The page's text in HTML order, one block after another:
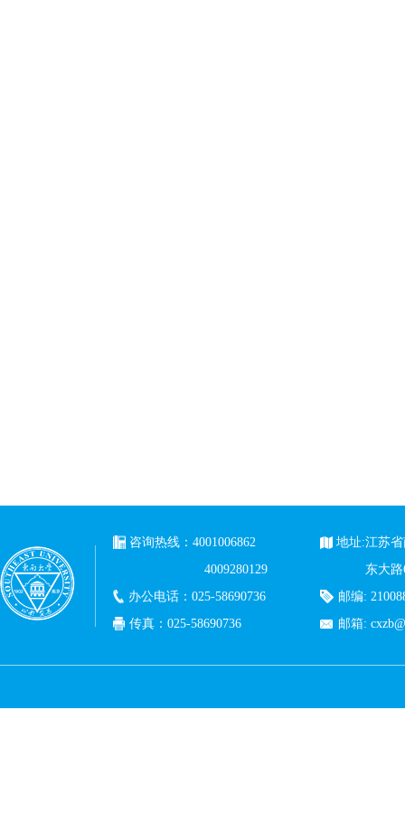
咨询热线：4001006862
4009280129
办公电话：025-58690736
传真：025-58690736
地址:江苏
东大
邮编:
邮箱: